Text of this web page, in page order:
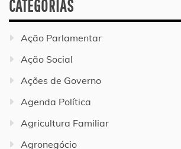
CATEGORIAS
Ação Parlamentar
Ação Social
Ações de Governo
Agenda Política
Agricultura Familiar
Agronegócio